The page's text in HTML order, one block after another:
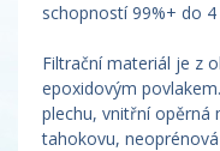
schopností 99%+ do 4
Filtrační materiál je z
epoxidovým
plechu, vnitřní opěrná
tahokovu,